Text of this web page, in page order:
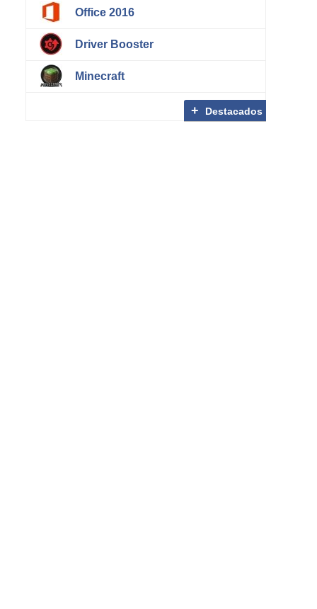
Office 2016
Driver Booster
Minecraft
Destacados